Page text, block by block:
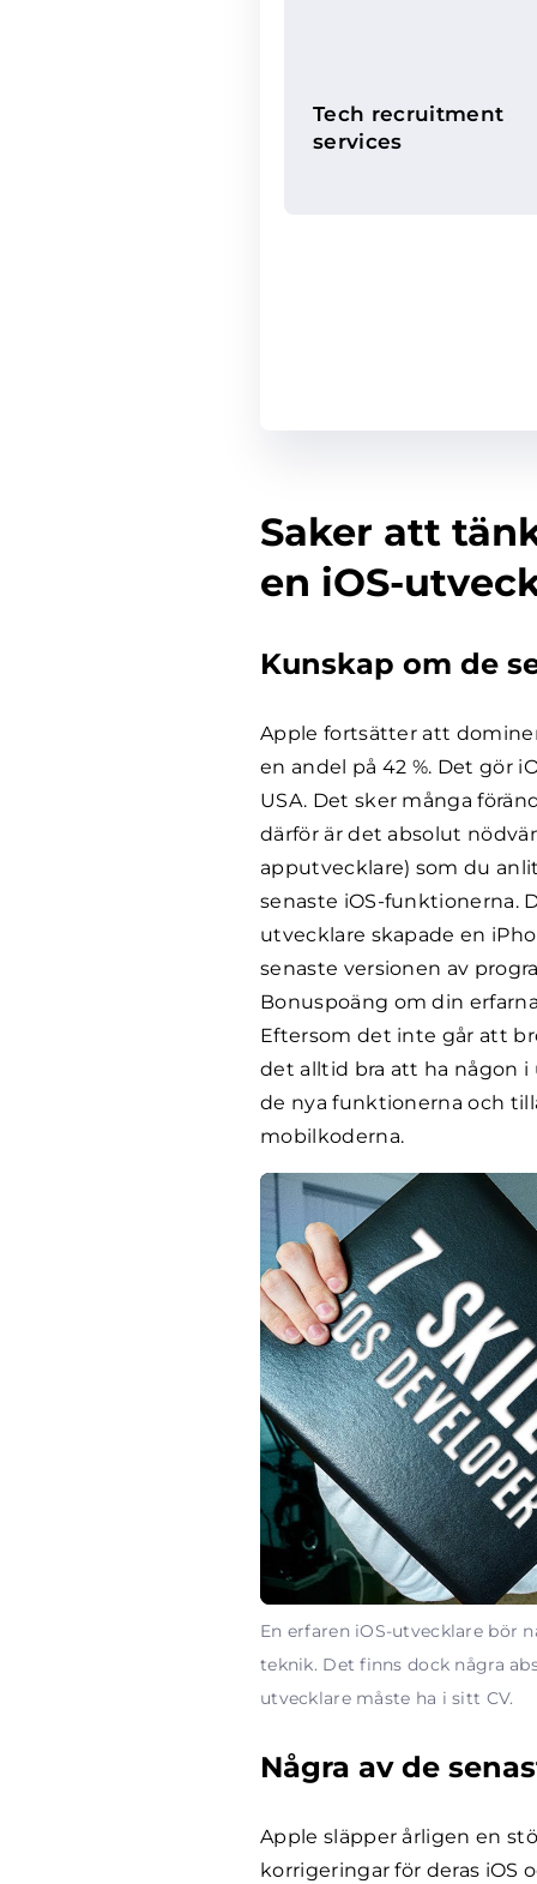
Tech recruitment
services
Saker att
en iOS-
Kunskap om de
Apple fortsätter att
en andel på 42 %. Det gör
USA. Det sker många
därför är det absolut
apputvecklare) som du
senaste iOS-funktionerna.
utvecklare skapade en
senaste versionen av
Bonuspoäng om din
Eftersom det inte går att
det alltid bra att ha någon
de nya funktionerna och
mobilkoderna.
En erfaren iOS-utvecklare bör
teknik. Det finns dock några
utvecklare måste ha i sitt CV.
Några av de
Apple släpper årligen en
korrigeringar för deras iOS